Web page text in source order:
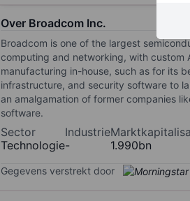
Over Broadcom Inc.
Broadcom is one of the largest
computing and networking, with custom
manufacturing in-house, such as for its
infrastructure, and security software to
an amalgamation of former companies
software.
Sector
Technologie
Industrie
-
1.990bn
Gegevens verstrekt door